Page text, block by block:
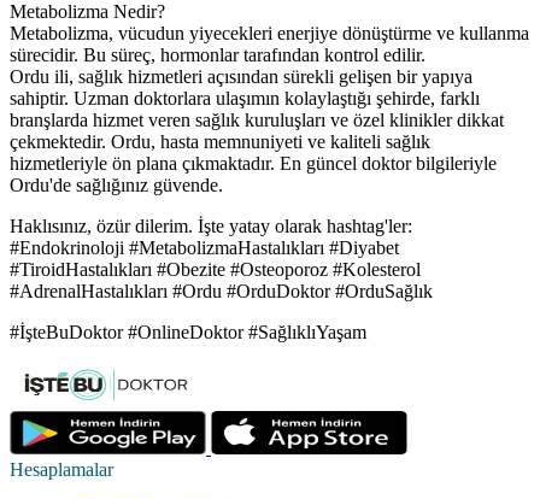
Metabolizma Nedir?
Metabolizma, vücudun yiyecekleri enerjiye dönüştürme ve kullanma
sürecidir. Bu süreç, hormonlar tarafından kontrol edilir.
Ordu ili, sağlık hizmetleri açısından sürekli gelişen bir yapıya
sahiptir. Uzman doktorlara ulaşımın kolaylaştığı şehirde, farklı
branşlarda hizmet veren sağlık kuruluşları ve özel klinikler dikkat
çekmektedir. Ordu, hasta memnuniyeti ve kaliteli sağlık
hizmetleriyle ön plana çıkmaktadır. En güncel doktor bilgileriyle
Ordu'de sağlığınız güvende.
Haklısınız, özür dilerim. İşte yatay olarak hashtag'ler:
#Endokrinoloji #MetabolizmaHastalıkları #Diyabet
#TiroidHastalıkları #Obezite #Osteoporoz #Kolesterol
#AdrenalHastalıkları #Ordu #OrduDoktor #OrduSağlık
#İşteBuDoktor #OnlineDoktor #SağlıklıYaşam
Hesaplamalar